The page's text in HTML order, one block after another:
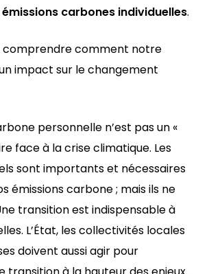
carbones individuelles.
comprendre comment notre
impact sur le changement
personnelle n’est pas un «
face à la crise climatique. Les
sont importants et nécessaires
émissions carbone ; mais ils ne
transition est indispensable à
L’État, les collectivités locales
doivent aussi agir pour